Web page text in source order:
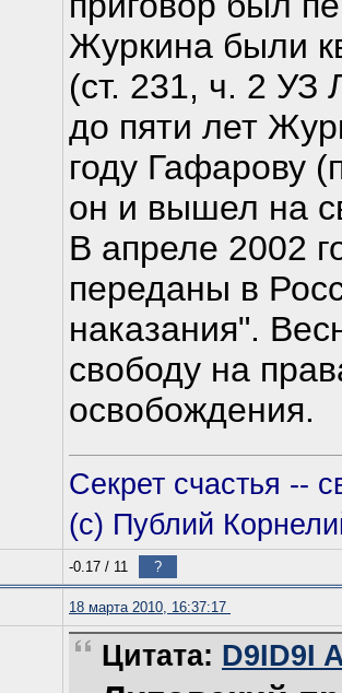
Журкина были
(ст. 231, ч. 2 УЗ
до пяти лет
году Гафарову
он и вышел на
В апреле 2002
переданы в
наказания".
свободу на
освобождения.
Секрет счастья --
(с) Публий
-0.17 / 11 ?
18 марта 2010, 16:37:17
Цитата: D9ID9I